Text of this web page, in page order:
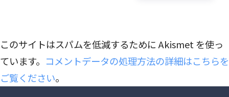
このサイトはスパムを低減するために Akismet を使っ
ています。 コメントデータの処理方法の詳細はこちらを
ご覧ください。